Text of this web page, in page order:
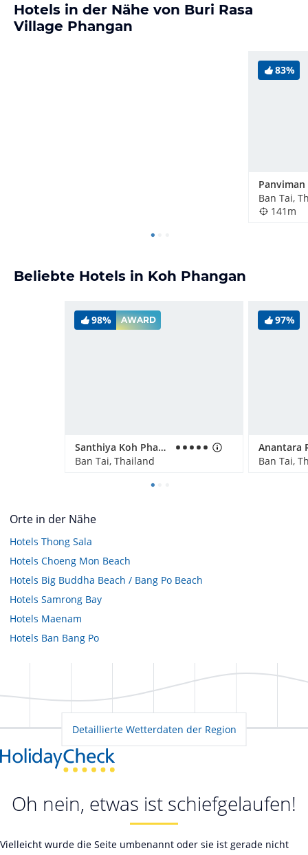
Hotels in der Nähe von Buri Rasa
Village Phangan
83%
Ban Tai,
141m
Beliebte Hotels in Koh Phangan
98% AWARD
Santhiya Koh Phangan Resort & Spa
Ban Tai, Thailand
97%
Ban Tai,
Orte in der Nähe
Hotels Thong Sala
Hotels Choeng Mon Beach
Hotels Big Buddha Beach / Bang Po Beach
Hotels Samrong Bay
Hotels Maenam
Hotels Ban Bang Po
Detaillierte Wetterdaten der Region
Oh nein, etwas ist schiefgelaufen!
Vielleicht wurde die Seite umbenannt oder sie ist gerade nicht